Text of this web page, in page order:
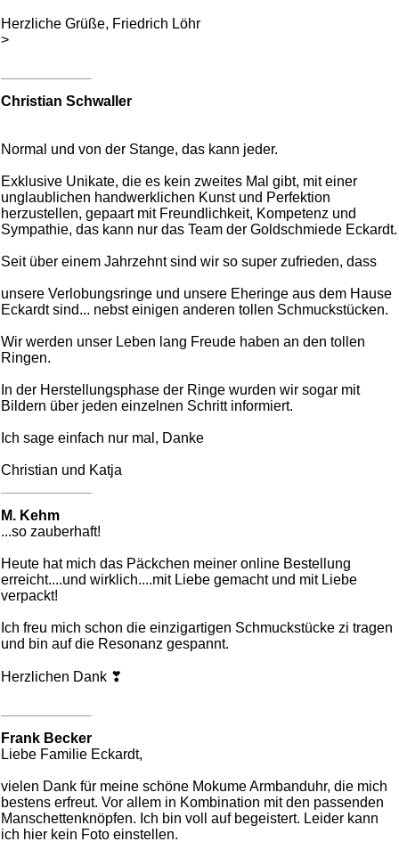
Herzliche Grüße, Friedrich Löhr
>
Christian Schwaller
Normal und von der Stange, das kann jeder.
Exklusive Unikate, die es kein zweites Mal gibt, mit einer
unglaublichen handwerklichen Kunst und Perfektion
herzustellen, gepaart mit Freundlichkeit, Kompetenz und
Sympathie, das kann nur das Team der Goldschmiede Eckardt.
Seit über einem Jahrzehnt sind wir so super zufrieden, dass
unsere Verlobungsringe und unsere Eheringe aus dem Hause
Eckardt sind... nebst einigen anderen tollen Schmuckstücken.
Wir werden unser Leben lang Freude haben an den tollen
Ringen.
In der Herstellungsphase der Ringe wurden wir sogar mit
Bildern über jeden einzelnen Schritt informiert.
Ich sage einfach nur mal, Danke
Christian und Katja
M. Kehm
...so zauberhaft!
Heute hat mich das Päckchen meiner online Bestellung
erreicht....und wirklich....mit Liebe gemacht und mit Liebe
verpackt!
Ich freu mich schon die einzigartigen Schmuckstücke zi tragen
und bin auf die Resonanz gespannt.
Herzlichen Dank ❣
Frank Becker
Liebe Familie Eckardt,
vielen Dank für meine schöne Mokume Armbanduhr, die mich
bestens erfreut. Vor allem in Kombination mit den passenden
Manschettenknöpfen. Ich bin voll auf begeistert. Leider kann
ich hier kein Foto einstellen.